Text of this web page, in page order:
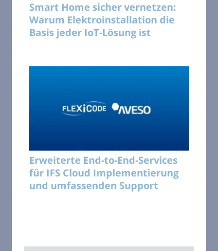
Smart Home sicher vernetzen:
Warum Elektroinstallation die
Basis jeder IoT-Lösung ist
Erweiterte End-to-End-Services
für IFS Cloud Implementierung
und umfassenden Support